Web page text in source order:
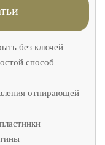
без ключей
способ
отпирающей